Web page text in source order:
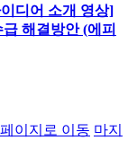
디어 소개 영상]
해결방안 (에피
이지로 이동 마지